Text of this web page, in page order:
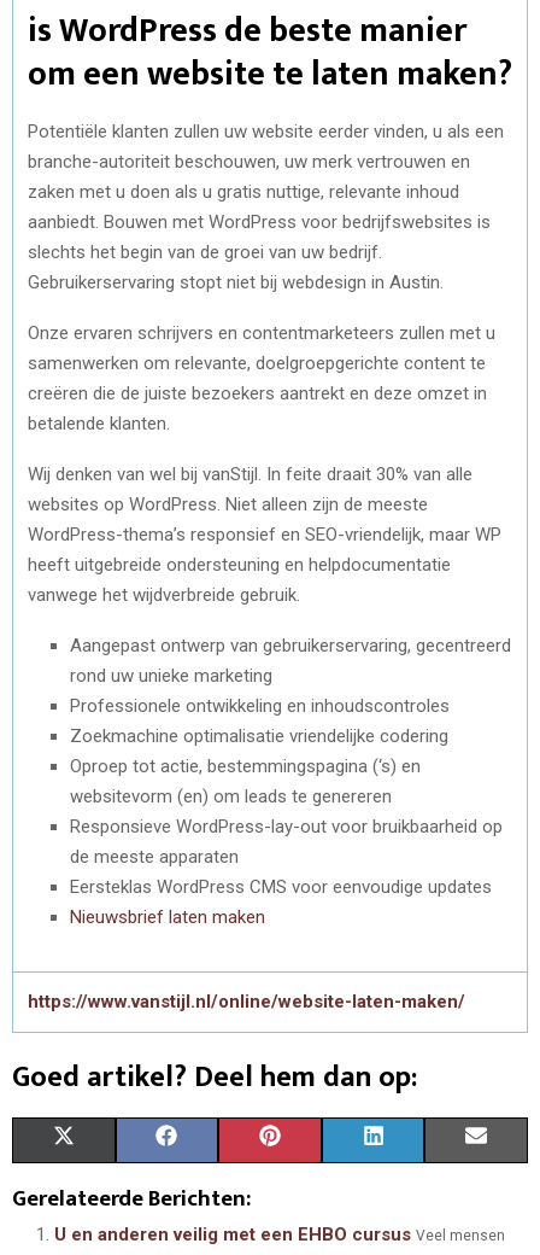
is WordPress de beste manier
om een ​​website te laten maken?
Potentiële klanten zullen uw website eerder vinden, u als een
branche-autoriteit beschouwen, uw merk vertrouwen en
zaken met u doen als u gratis nuttige, relevante inhoud
aanbiedt. Bouwen met WordPress voor bedrijfswebsites is
slechts het begin van de groei van uw bedrijf.
Gebruikerservaring stopt niet bij webdesign in Austin.
Onze ervaren schrijvers en contentmarketeers zullen met u
samenwerken om relevante, doelgroepgerichte content te
creëren die de juiste bezoekers aantrekt en deze omzet in
betalende klanten.
Wij denken van wel bij vanStijl. In feite draait 30% van alle
websites op WordPress. Niet alleen zijn de meeste
WordPress-thema’s responsief en SEO-vriendelijk, maar WP
heeft uitgebreide ondersteuning en helpdocumentatie
vanwege het wijdverbreide gebruik.
Aangepast ontwerp van gebruikerservaring, gecentreerd
rond uw unieke marketing
Professionele ontwikkeling en inhoudscontroles
Zoekmachine optimalisatie vriendelijke codering
Oproep tot actie, bestemmingspagina (‘s) en
websitevorm (en) om leads te genereren
Responsieve WordPress-lay-out voor bruikbaarheid op
de meeste apparaten
Eersteklas WordPress CMS voor eenvoudige updates
Nieuwsbrief laten maken
https://www.vanstijl.nl/online/website-laten-maken/
Goed artikel? Deel hem dan op:
T A
C A
N N
Gerelateerde Berichten:
U en anderen veilig met een EHBO cursus Veel mensen